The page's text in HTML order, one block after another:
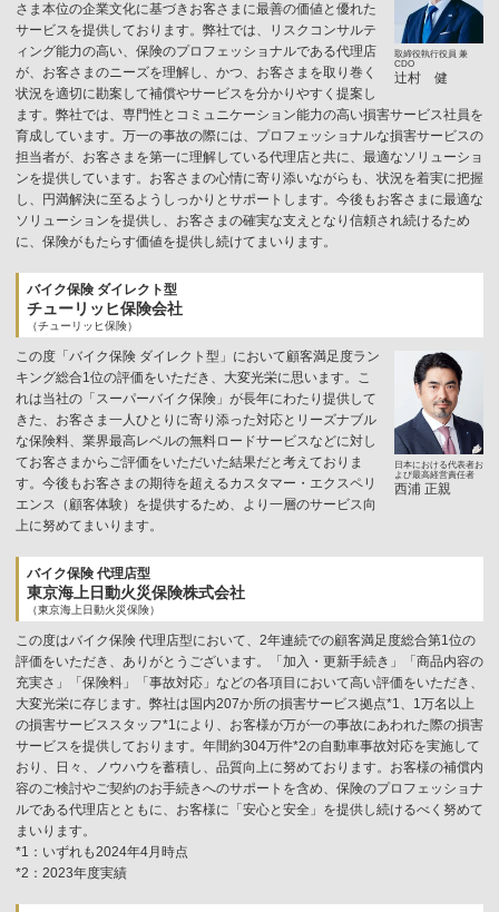
取締役執行役員 兼
CDO
辻村 健
さま本位の企業文化に基づきお客さまに最善の価値と優れた
サービスを提供しております。弊社では、リスクコンサルテ
ィング能力の高い、保険のプロフェッショナルである代理店
が、お客さまのニーズを理解し、かつ、お客さまを取り巻く
状況を適切に勘案して補償やサービスを分かりやすく提案し
ます。弊社では、専門性とコミュニケーション能力の高い損害サービス社員を
育成しています。万一の事故の際には、プロフェッショナルな損害サービスの
担当者が、お客さまを第一に理解している代理店と共に、最適なソリューショ
ンを提供しています。お客さまの心情に寄り添いながらも、状況を着実に把握
し、円満解決に至るようしっかりとサポートします。今後もお客さまに最適な
ソリューションを提供し、お客さまの確実な支えとなり信頼され続けるため
に、保険がもたらす価値を提供し続けてまいります。
バイク保険 ダイレクト型
チューリッヒ保険会社
（チューリッヒ保険）
日本における代表者お
よび最高経営責任者
西浦 正親
この度「バイク保険 ダイレクト型」において顧客満足度ラン
キング総合1位の評価をいただき、大変光栄に思います。こ
れは当社の「スーパーバイク保険」が長年にわたり提供して
きた、お客さま一人ひとりに寄り添った対応とリーズナブル
な保険料、業界最高レベルの無料ロードサービスなどに対し
てお客さまからご評価をいただいた結果だと考えておりま
す。今後もお客さまの期待を超えるカスタマー・エクスペリ
エンス（顧客体験）を提供するため、より一層のサービス向
上に努めてまいります。
バイク保険 代理店型
東京海上日動火災保険株式会社
（東京海上日動火災保険）
この度はバイク保険 代理店型において、2年連続での顧客満足度総合第1位の
評価をいただき、ありがとうございます。「加入・更新手続き」「商品内容の
充実さ」「保険料」「事故対応」などの各項目において高い評価をいただき、
大変光栄に存じます。弊社は国内207か所の損害サービス拠点*1、1万名以上
の損害サービススタッフ*1により、お客様が万が一の事故にあわれた際の損害
サービスを提供しております。年間約304万件*2の自動車事故対応を実施して
おり、日々、ノウハウを蓄積し、品質向上に努めております。お客様の補償内
容のご検討やご契約のお手続きへのサポートを含め、保険のプロフェッショナ
ルである代理店とともに、お客様に「安心と安全」を提供し続けるべく努めて
まいります。
*1：いずれも2024年4月時点
*2：2023年度実績